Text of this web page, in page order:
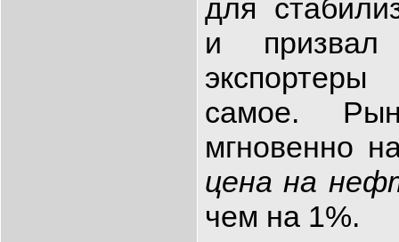
для
и призвал
самое.
мгновенно
цена на
чем на 1%.